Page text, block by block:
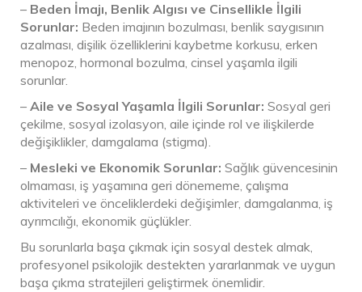
– Beden İmajı, Benlik Algısı ve Cinsellikle İlgili
Sorunlar: Beden imajının bozulması, benlik saygısının
azalması, dişilik özelliklerini kaybetme korkusu, erken
menopoz, hormonal bozulma, cinsel yaşamla ilgili
sorunlar.
– Aile ve Sosyal Yaşamla İlgili Sorunlar: Sosyal geri
çekilme, sosyal izolasyon, aile içinde rol ve ilişkilerde
değişiklikler, damgalama (stigma).
– Mesleki ve Ekonomik Sorunlar: Sağlık güvencesinin
olmaması, iş yaşamına geri dönememe, çalışma
aktiviteleri ve önceliklerdeki değişimler, damgalanma, iş
ayrımcılığı, ekonomik güçlükler.
Bu sorunlarla başa çıkmak için sosyal destek almak,
profesyonel psikolojik destekten yararlanmak ve uygun
başa çıkma stratejileri geliştirmek önemlidir.